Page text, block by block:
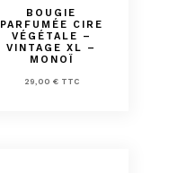
BOUGIE
PARFUMÉE CIRE
VÉGÉTALE –
VINTAGE XL –
MONOÏ
29,00 € TTC